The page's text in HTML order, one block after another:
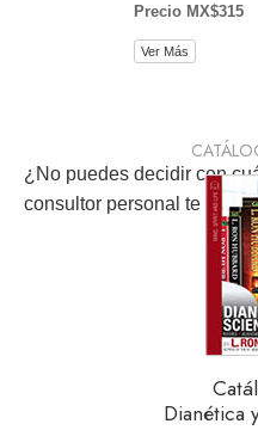
Precio MX$315
Ver Más
¿No puedes decidir con
consultor personal te
Dianética